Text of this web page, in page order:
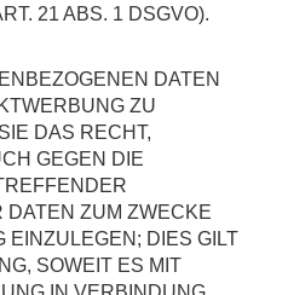
21 ABS. 1 DSGVO).
DATEN
ZU
DAS RECHT,
GEGEN DIE
DATEN ZUM ZWECKE
EINZULEGEN; DIES GILT
SOWEIT ES MIT